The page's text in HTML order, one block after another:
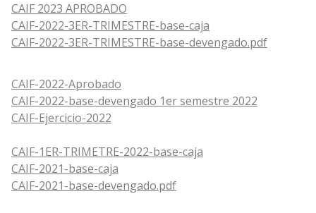
CAIF 2023 APROBADO
CAIF-2022-3ER-TRIMESTRE-base-caja
CAIF-2022-3ER-TRIMESTRE-base-devengado.pdf
CAIF-2022-Aprobado
CAIF-2022-base-devengado 1er semestre 2022
CAIF-Ejercicio-2022
CAIF-1ER-TRIMETRE-2022-base-caja
CAIF-2021-base-caja
CAIF-2021-base-devengado.pdf